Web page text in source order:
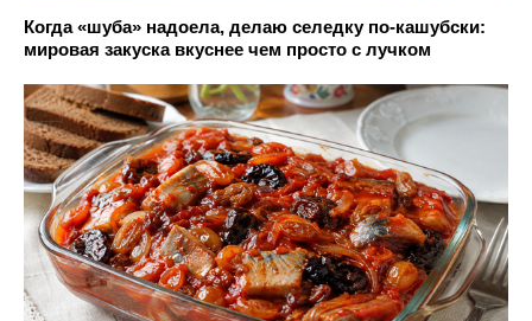
Когда «шуба» надоела, делаю селедку по-кашубски:
мировая закуска вкуснее чем просто с лучком